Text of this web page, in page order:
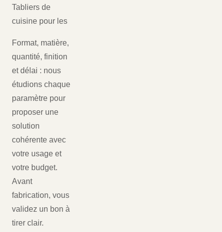
Tabliers de
cuisine pour les
Format, matière,
quantité, finition
et délai : nous
étudions chaque
paramètre pour
proposer une
solution
cohérente avec
votre usage et
votre budget.
Avant
fabrication, vous
validez un bon à
tirer clair.